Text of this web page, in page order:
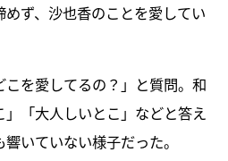
ず、沙也香のことを愛してい
を愛してるの？」と質問。和
「大人しいとこ」などと答え
いていない様子だった。